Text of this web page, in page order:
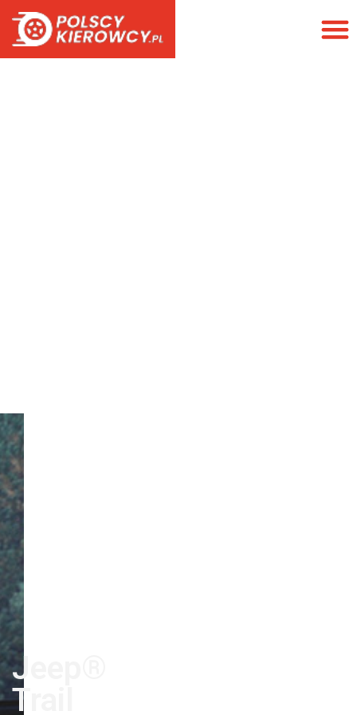
Jeep®
Trail